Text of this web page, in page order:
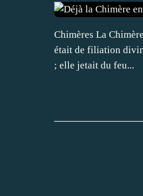
Chimères La
était de filiation
; elle jetait du feu...